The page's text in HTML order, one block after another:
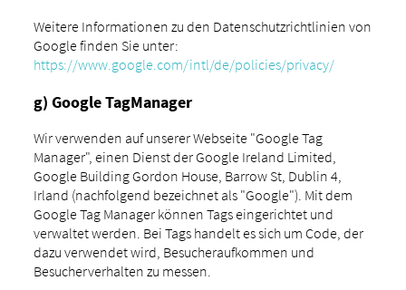
Weitere Informationen zu den Datenschutzrichtlinien von
Google finden Sie unter:
https://www.google.com/intl/de/policies/privacy/
g) Google TagManager
Wir verwenden auf unserer Webseite "Google Tag
Manager", einen Dienst der Google Ireland Limited,
Google Building Gordon House, Barrow St, Dublin 4,
Irland (nachfolgend bezeichnet als "Google"). Mit dem
Google Tag Manager können Tags eingerichtet und
verwaltet werden. Bei Tags handelt es sich um Code, der
dazu verwendet wird, Besucheraufkommen und
Besucherverhalten zu messen.